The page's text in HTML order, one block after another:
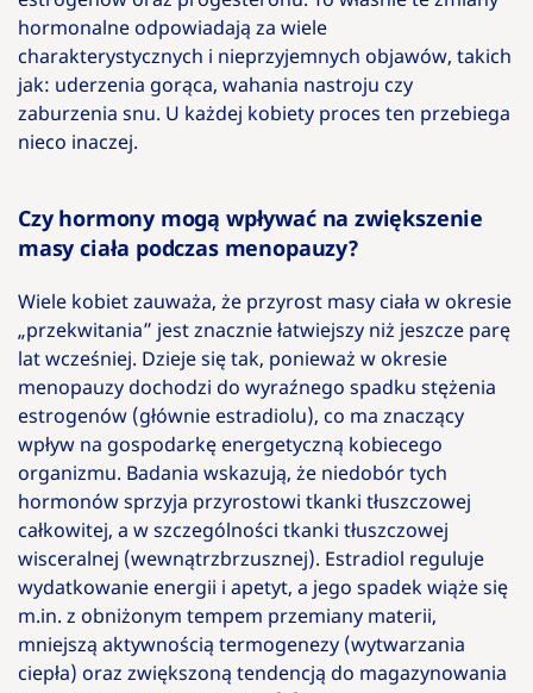
hormonalne odpowiadają za wiele
charakterystycznych i nieprzyjemnych objawów, takich
jak: uderzenia gorąca, wahania nastroju czy
zaburzenia snu. U każdej kobiety proces ten przebiega
nieco inaczej.
Czy hormony mogą wpływać na zwiększenie
masy ciała podczas menopauzy?
Wiele kobiet zauważa, że przyrost masy ciała w okresie
„przekwitania” jest znacznie łatwiejszy niż jeszcze parę
lat wcześniej. Dzieje się tak, ponieważ w okresie
menopauzy dochodzi do wyraźnego spadku stężenia
estrogenów (głównie estradiolu), co ma znaczący
wpływ na gospodarkę energetyczną kobiecego
organizmu. Badania wskazują, że niedobór tych
hormonów sprzyja przyrostowi tkanki tłuszczowej
całkowitej, a w szczególności tkanki tłuszczowej
wisceralnej (wewnątrzbrzusznej). Estradiol reguluje
wydatkowanie energii i apetyt, a jego spadek wiąże się
m.in. z obniżonym tempem przemiany materii,
mniejszą aktywnością termogenezy (wytwarzania
ciepła) oraz zwiększoną tendencją do magazynowania